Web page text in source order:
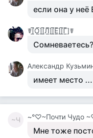
если она у неё
☤[̲̅О̲̅][̲̅Л̲̅][̲̅Е̲̅][̲̅Г̲̅]☤
Сомневаетесь?
Aлександр
имеет место ...
~Ч ~°♡~Почти Чудо
Мне тоже